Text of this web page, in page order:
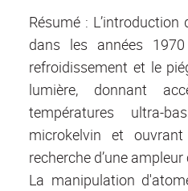
Résumé :
dans les années
refroidissement et le
lumière, donnant
températures ultra-
microkelvin et
recherche d’une
La manipulation